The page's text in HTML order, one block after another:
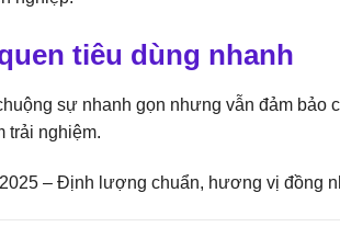
tiêu dùng nhanh
sự nhanh gọn nhưng vẫn đảm
trải nghiệm.
– Định lượng chuẩn, hương vị đồng